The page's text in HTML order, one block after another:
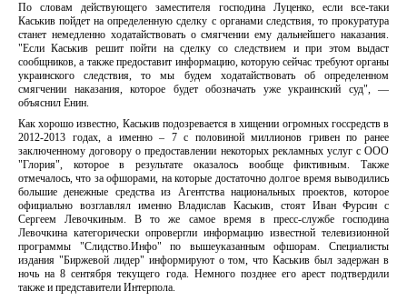
По словам действующего заместителя господина Луценко, если все-таки
Каськив пойдет на определенную сделку с органами следствия, то прокуратура
станет немедленно ходатайствовать о смягчении ему дальнейшего наказания.
"Если Каськив решит пойти на сделку со следствием и при этом выдаст
сообщников, а также предоставит информацию, которую сейчас требуют органы
украинского следствия, то мы будем ходатайствовать об определенном
смягчении наказания, которое будет обозначать уже украинский суд", —
объяснил Енин.
Как хорошо известно, Каськив подозревается в хищении огромных госсредств в
2012-2013 годах, а именно – 7 с половиной миллионов гривен по ранее
заключенному договору о предоставлении некоторых рекламных услуг с ООО
"Глория", которое в результате оказалось вообще фиктивным. Также
отмечалось, что за офшорами, на которые достаточно долгое время выводились
большие денежные средства из Агентства национальных проектов, которое
официально возглавлял именно Владислав Каськив, стоят Иван Фурсин с
Сергеем Левочкиным. В то же самое время в пресс-службе господина
Левочкина категорически опровергли информацию известной телевизионной
программы "Слидство.Инфо" по вышеуказанным офшорам. Специалисты
издания "Биржевой лидер" информируют о том, что Каськив был задержан в
ночь на 8 сентября текущего года. Немного позднее его арест подтвердили
также и представители Интерпола.